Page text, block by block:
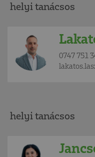
helyi tanácsos
0747 751
helyi tanácsos